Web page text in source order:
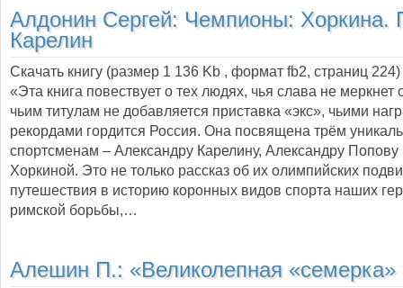
Алдонин Сергей: Чемпионы: Хоркина.
Карелин
Скачать книгу (размер 1 136 Kb , формат fb2, страниц 224
«Эта книга повествует о тех людях, чья слава не меркнет
чьим титулам не добавляется приставка «экс», чьими
рекордами гордится Россия. Она посвящена трём
спортсменам – Александру Карелину, Александру
Хоркиной. Это не только рассказ об их олимпийских
путешествия в историю коронных видов спорта наших
римской борьбы,…
Алешин П.: «Великолепная «семерка»